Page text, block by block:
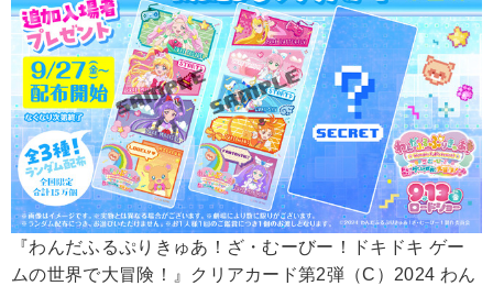
『わんだふるぷりきゅあ！ざ・むーびー！ドキドキ ゲー
ムの世界で大冒険！』クリアカード第2弾（C）2024 わん